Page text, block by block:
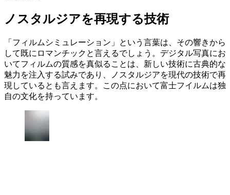
ノスタルジアを再現する技術
「フィルムシミュレーション」という言葉は、その響きから
して既にロマンチックと言えるでしょう。デジタル写真にお
いてフィルムの質感を真似ることは、新しい技術に古典的な
魅力を注入する試みであり、ノスタルジアを現代の技術で再
現しているとも言えます。この点において富士フイルムは独
自の文化を持っています。